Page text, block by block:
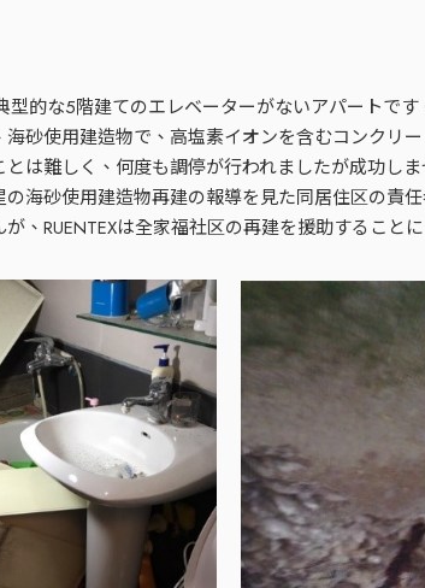
的な5階建てのエレベーターがないアパートです
砂使用建造物で、高塩素イオンを含むコンクリ
は難しく、何度も調停が行われましたが成功し
海砂使用建造物再建の報導を見た同居住区の責
、RUENTEXは全家福社区の再建を援助すること